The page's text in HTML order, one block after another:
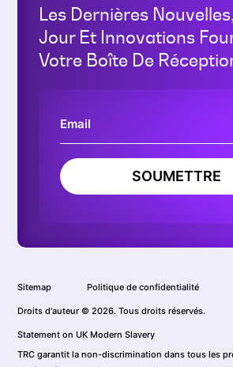
Les Dernières
Jour Et Innovations
Votre Boîte De
SOUMETTRE
Sitemap Politique de confidentialité
Droits d'auteur © 2026. Tous droits réservés.
Statement on UK Modern Slavery
TRC garantit la non-discrimination dans tous les